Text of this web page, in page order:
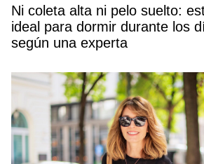
Ni coleta alta ni pelo suelto:
ideal para dormir durante los
según una experta